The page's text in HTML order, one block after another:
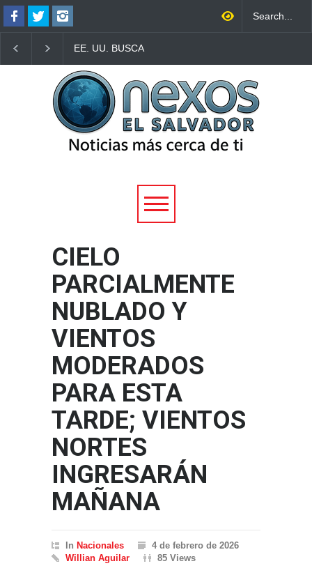
EE. UU. BUSCA
DEPORTADOS PARA
COBRAR MULTAS
MIGRATORIAS
PENDIENTES
INTENTAR LIMITAR
NACIMIENTO EN
ESPECÍFICOS
CIELO
PARCIALMENTE
NUBLADO Y
VIENTOS
MODERADOS
PARA ESTA
TARDE; VIENTOS
NORTES
INGRESARÁN
MAÑANA
In Nacionales
4 de febrero de 2026
Willian Aguilar
85 Views